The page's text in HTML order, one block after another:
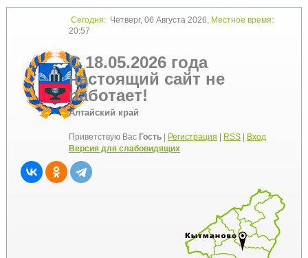
Сегодня:Четверг, 06 Августа 2026, Местное время:
20:57
С 18.05.2026 года
настоящий сайт не
работает!
Алтайский край
Приветствую Вас Гость| Регистрация RSS|
Вход
Версия для слабовидящих